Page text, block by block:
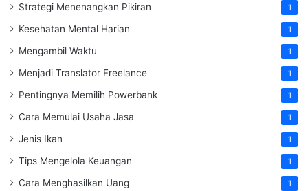
Strategi Menenangkan Pikiran 1
Kesehatan Mental Harian 1
Mengambil Waktu 1
Menjadi Translator Freelance 1
Pentingnya Memilih Powerbank 1
Cara Memulai Usaha Jasa 1
Jenis Ikan 1
Tips Mengelola Keuangan 1
Cara Menghasilkan Uang 1